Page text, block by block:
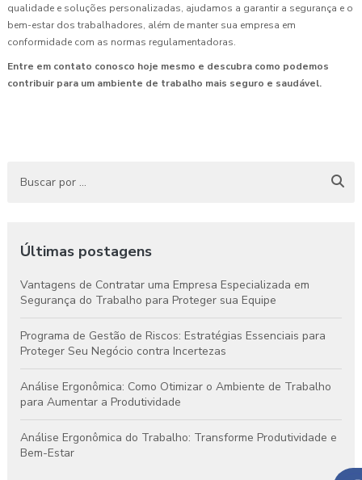
qualidade e soluções personalizadas, ajudamos a garantir a segurança e o
bem-estar dos trabalhadores, além de manter sua empresa em
conformidade com as normas regulamentadoras.
Entre em contato conosco hoje mesmo e descubra como podemos
contribuir para um ambiente de trabalho mais seguro e saudável.
Últimas postagens
Vantagens de Contratar uma Empresa Especializada em
Segurança do Trabalho para Proteger sua Equipe
Programa de Gestão de Riscos: Estratégias Essenciais para
Proteger Seu Negócio contra Incertezas
Análise Ergonômica: Como Otimizar o Ambiente de Trabalho
para Aumentar a Produtividade
Análise Ergonômica do Trabalho: Transforme Produtividade e
Bem-Estar